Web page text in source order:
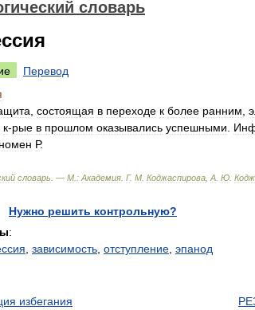
словарь
Перевод
состоящая в переходе к более ранним
к-рые в прошлом оказывались успешными
Р.
словарь . — М : Академия Г. М Коджаспирова А Ю
Нужно решить контрольную?
:
зависимость отступление эпанод
избегания